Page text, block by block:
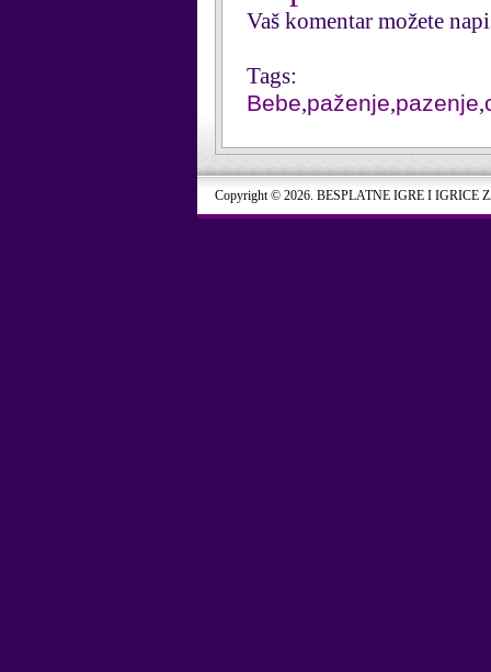
Vaš komentar možete
Tags:
Bebe,paženje,pazenje,
Copyright © 2026. BESPLATNE IGRE I IGRICE